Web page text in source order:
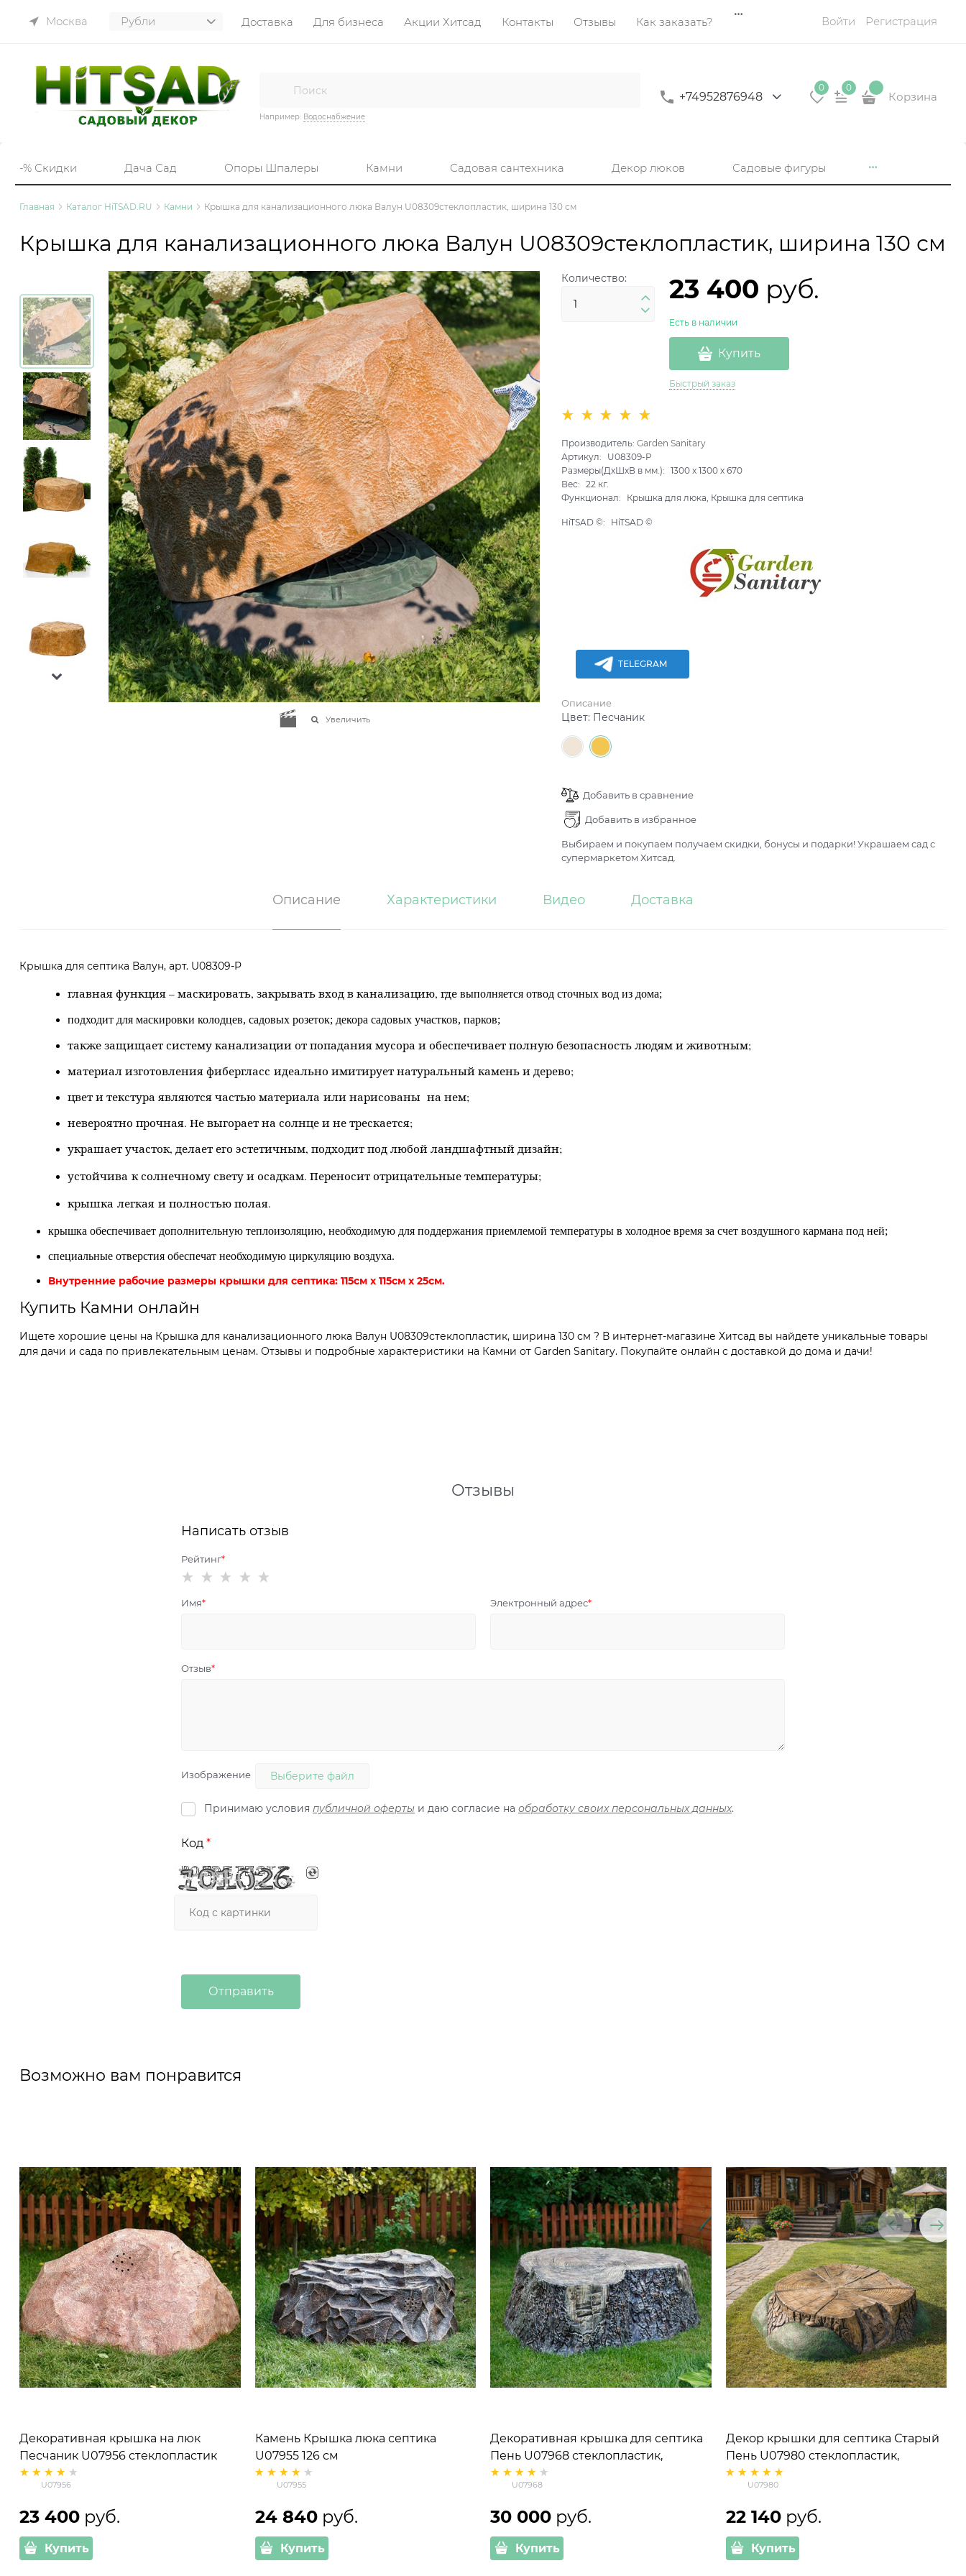
Москва Доставка Для бизнеса Акции Хитсад Контакты Отзывы Как заказать? Войти Регистрация
Например: Водоснабжение
+74952876948
0 0
Корзина
-% Скидки Дача Сад Опоры Шпалеры Камни Садовая сантехника Декор люков Садовые фигуры
Главная Каталог HiTSAD.RU Камни Крышка для канализационного люка Валун U08309стеклопластик, ширина 130 см
Крышка для канализационного люка Валун U08309стеклопластик, ширина 130 см
Увеличить
Количество: 23 400 руб.
Есть в наличии
Купить
Быстрый заказ
Производитель:Garden Sanitary
Артикул:
U08309-P
Размеры(ДхШхВ в мм.):
1300 x1300 x670
Вес:
22 кг.
Функционал:
Крышка для люка, Крышка для септика
HiTSAD ©: HiTSAD ©
TELEGRAM
Описание
Цвет: Песчаник
Добавить в сравнение
Добавить в избранное
Выбираем и покупаем получаем скидки, бонусы и подарки! Украшаем сад с
супермаркетом Хитсад.
Описание Характеристики Видео Доставка
Крышка для септика Валун, арт. U08309-P
главная функция – маскировать, закрывать вход в канализацию, где выполняется отвод сточных вод из дома;
подходит для маскировки колодцев, садовых розеток; декора садовых участков, парков;
также защищает систему канализации от попадания мусора и обеспечивает полную безопасность людям и животным;
материал изготовления фибергласс идеально имитирует натуральный камень и дерево;
цвет и текстура являются частью материала или нарисованы на нем;
невероятно прочная. Не выгорает на солнце и не трескается;
украшает участок, делает его эстетичным, подходит под любой ландшафтный дизайн;
устойчива к солнечному свету и осадкам. Переносит отрицательные температуры;
крышка легкая и полностью полая.
крышка обеспечивает дополнительную теплоизоляцию, необходимую для поддержания приемлемой температуры в холодное время за счет воздушного кармана под ней;
специальные отверстия обеспечат необходимую циркуляцию воздуха.
Внутренние рабочие размеры крышки для септика: 115см х 115см х 25см.
Купить Камни онлайн
Ищете хорошие цены на Крышка для канализационного люка Валун U08309стеклопластик, ширина 130 см ? В интернет-магазине Хитсад вы найдете уникальные товары
для дачи и сада по привлекательным ценам. Отзывы и подробные характеристики на Камни от Garden Sanitary. Покупайте онлайн с доставкой до дома и дачи!
Отзывы
Написать отзыв
Рейтинг
Имя Электронный адрес
Отзыв
Изображение Выберите файл
Принимаю условия публичной оферты и даю согласие на обработку своих персональных данных.
Код
Возможно вам понравится
Декоративная крышка на люк
Песчаник U07956 стеклопластик
U07956
23 400 руб.
Купить
Камень Крышка люка септика
U07955 126 см
U07955
24 840 руб.
Купить
Декоративная крышка для септика
Пень U07968 стеклопластик,
ширина 160 см
U07968
30 000 руб.
Купить
Декор крышки для септика Старый
Пень U07980 стеклопластик,
ширина 139 см
U07980
22 140 руб.
Купить